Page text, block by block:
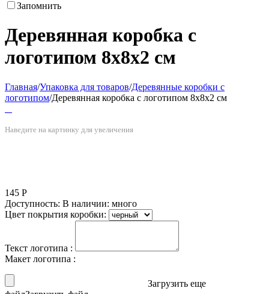
Запомнить
Деревянная коробка с
логотипом 8х8х2 см
Главная/Упаковка для товаров/Деревянные коробки с
логотипом/Деревянная коробка с логотипом 8х8х2 см
Наведите на картинку для увеличения
145 Р
Доступность: В наличии: много
Цвет покрытия коробки:
Текст логотипа :
Макет логотипа :
Загрузить еще